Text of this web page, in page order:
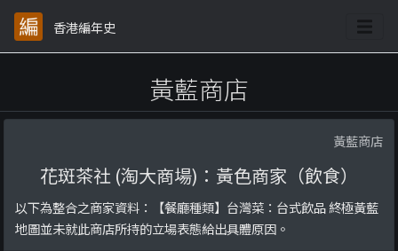
香港編年史
黃藍商店
黃藍商店
花斑茶社 (淘大商場)：黃色商家（飲食）
以下為整合之商家資料：【餐廳種類】台灣菜：台式飲品 終極黃藍
地圖並未就此商店所持的立場表態給出具體原因。